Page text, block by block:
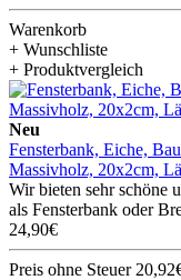
Warenkorb
+ Wunschliste
+ Produktvergleich
Neu
Fensterbank, Eiche,
Massivholz, 20x2cm,
Wir bieten sehr schöne
als Fensterbank oder
24,90€
Preis ohne Steuer